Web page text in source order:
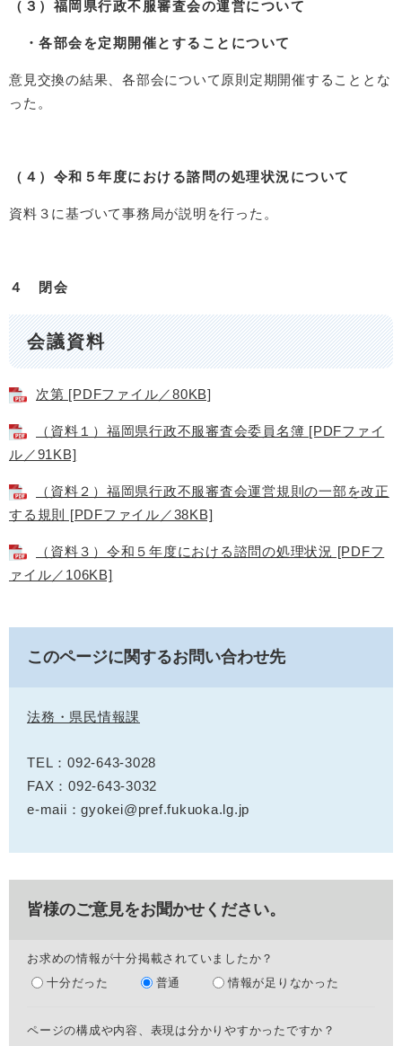
（３）福岡県行政不服審査会の運営について
・各部会を定期開催とすることについて
意見交換の結果、各部会について原則定期開催することとな
った。
（４）令和５年度における諮問の処理状況について
資料３に基づいて事務局が説明を行った。
４ 閉会
会議資料
次第 [PDFファイル／80KB]
（資料１）福岡県行政不服審査会委員名簿 [PDFファイ
ル／91KB]
（資料２）福岡県行政不服審査会運営規則の一部を改正
する規則 [PDFファイル／38KB]
（資料３）令和５年度における諮問の処理状況 [PDFフ
ァイル／106KB]
このページに関するお問い合わせ先
法務・県民情報課
TEL：092-643-3028
FAX：092-643-3032
e-maii：gyokei@pref.fukuoka.lg.jp
皆様のご意見をお聞かせください。
お求めの情報が十分掲載されていましたか？
十分だった
普通 情報が足りなかった
ページの構成や内容、表現は分かりやすかったですか？